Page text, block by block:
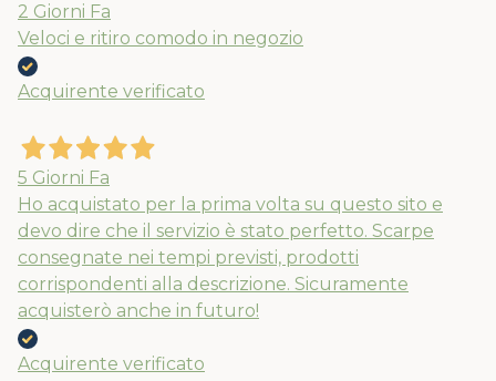
2 Giorni Fa
Veloci e ritiro comodo in negozio
Acquirente verificato
5 Giorni Fa
Ho acquistato per la prima volta su questo sito e
devo dire che il servizio è stato perfetto. Scarpe
consegnate nei tempi previsti, prodotti
corrispondenti alla descrizione. Sicuramente
acquisterò anche in futuro!
Acquirente verificato